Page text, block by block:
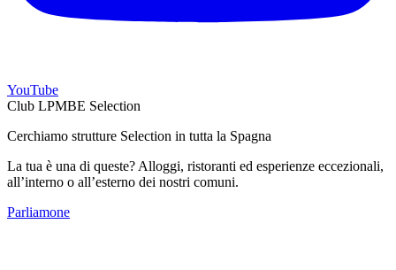
YouTube
Club LPMBE Selection
Cerchiamo strutture Selection in tutta la Spagna
La tua è una di queste? Alloggi, ristoranti ed esperienze eccezionali,
all’interno o all’esterno dei nostri comuni.
Parliamone